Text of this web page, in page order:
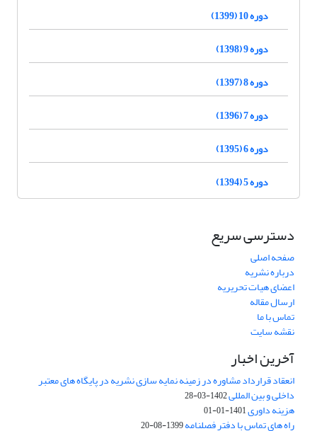
دوره 10 (1399)
دوره 9 (1398)
دوره 8 (1397)
دوره 7 (1396)
دوره 6 (1395)
دوره 5 (1394)
دسترسی سریع
صفحه اصلی
درباره نشریه
اعضای هیات تحریریه
ارسال مقاله
تماس با ما
نقشه سایت
آخرین اخبار
انعقاد قرارداد مشاوره در زمینه نمایه سازی نشریه در پایگاه های معتبر
داخلی و بین المللی1402-03-28
هزینه داوری1401-01-01
راه های تماس با دفتر فصلنامه1399-08-20